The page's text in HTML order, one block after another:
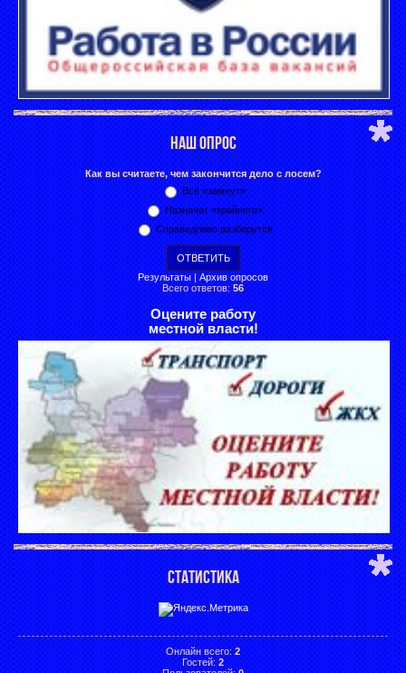
НАШ ОПРОС
Как вы считаете, чем закончится дело с лосем?
Всё «замнут»
Назначат «крайнего»
Справедливо разберутся
Результаты | Архив опросов
Всего ответов: 56
Оцените работу
местной власти!
СТАТИСТИКА
Онлайн всего: 2
Гостей: 2